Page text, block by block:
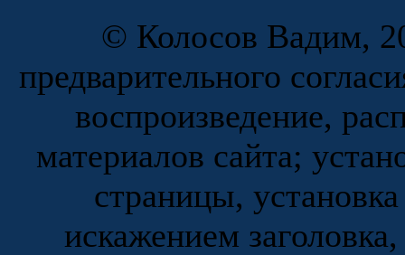
© Колосов Вадим,
предварительного
воспроизведение,
материалов сайта;
страницы,
искажением